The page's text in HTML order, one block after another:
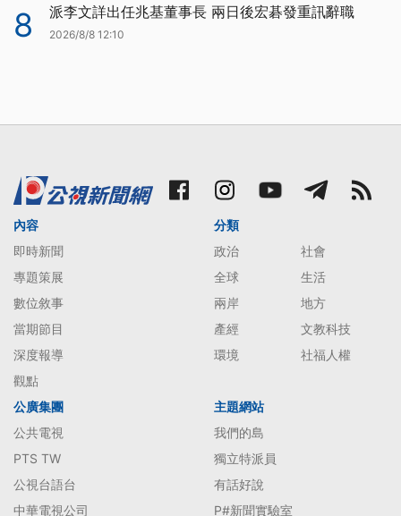
8 派李文詳出任兆基董事長 兩日後宏碁發重訊辭職
2026/8/8 12:10
內容
即時新聞
專題策展
數位敘事
當期節目
深度報導
觀點
分類
政治
社會
全球
生活
兩岸
地方
產經
文教科技
環境
社福人權
公廣集團
公共電視
PTS TW
公視台語台
中華電視公司
主題網站
我們的島
獨立特派員
有話好說
P#新聞實驗室